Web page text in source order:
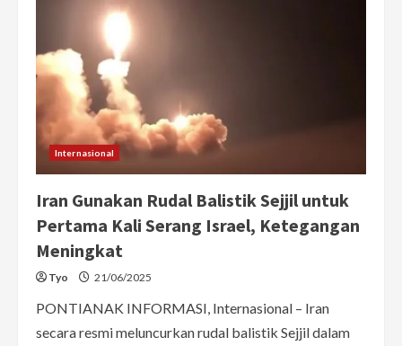
Internasional
Iran Gunakan Rudal Balistik Sejjil untuk
Pertama Kali Serang Israel, Ketegangan
Meningkat
Tyo 21/06/2025
PONTIANAK INFORMASI, Internasional – Iran
secara resmi meluncurkan rudal balistik Sejjil dalam